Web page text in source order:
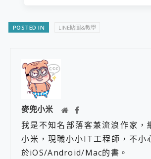
POSTED IN LINE貼圖&教學
麥兜小米
我是不知名部落客兼流浪作家，
小米，現職小小IT工程師，不小
於iOS/Android/Mac的書。